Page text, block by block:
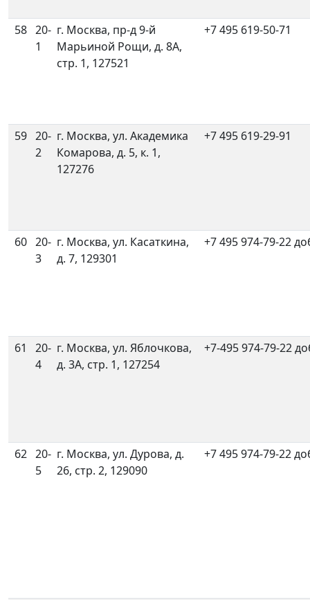
58 20-
1
г. Москва, пр-д 9-й
Марьиной Рощи, д. 8А,
стр. 1, 127521
+7 495 619-50-71
59 20-
2
г. Москва, ул. Академика
Комарова, д. 5, к. 1,
127276
+7 495 619-29-91
60 20-
3
г. Москва, ул. Касаткина,
д. 7, 129301
+7 495 974-79-22
61
20-
4
г. Москва, ул. Яблочкова,
д. 3А, стр. 1, 127254
+7-495 974-79-22
62 20-
5
г. Москва, ул. Дурова, д.
26, стр. 2, 129090
+7 495 974-79-22